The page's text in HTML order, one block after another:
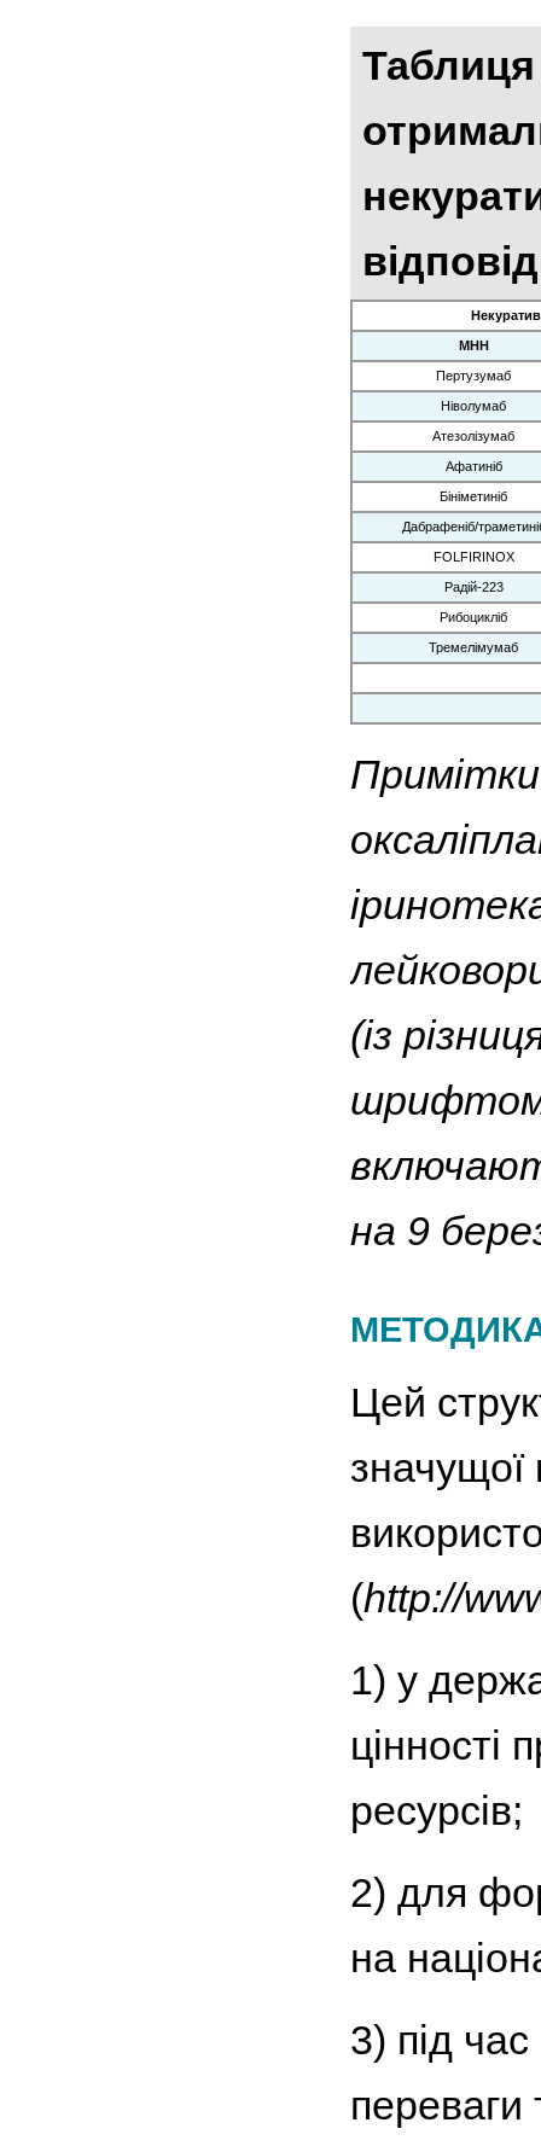
Таблиця
МНН
Пертузумаб
Ніволумаб
Атезолізумаб
Афатиніб
Бініметиніб
Дабрафеніб/
FOLFIRINOX
Радій-223
Рибоцикліб
Тремелімумаб
(із
шрифтом
на 9
Цей
значущої
(http://
1) у
цінності
ресурсів;
2) для
на
3) під
переваги